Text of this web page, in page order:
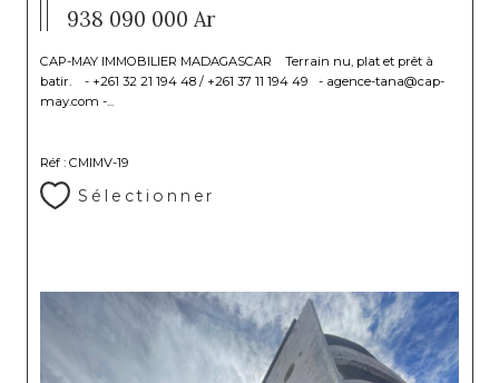
938 090 000 Ar
CAP-MAY IMMOBILIER MADAGASCAR Terrain nu, plat et prêt à
batir. - +261 32 21 194 48 / +261 37 11 194 49 - agence-tana@cap-
may.com -...
Réf : CMIMV-19
Sélectionner